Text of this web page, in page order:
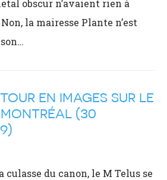
obscur n’avaient rien à
la mairesse Plante n’est
EN IMAGES SUR LE
(30
du canon, le M Telus se